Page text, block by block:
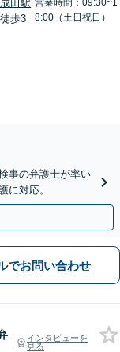
田駅
歩3
営業時間：09:30~1
8:00（土日祝日）
事の弁護士が率い
に対応。
でお問い合わせ
インタビューを
見る